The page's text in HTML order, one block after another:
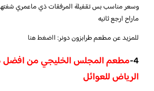
وسعر مناسب بس تقفيلة المرفقات ذي ماعمري
ماراح ارجع ثانيه
للمزيد عن مطعم طرابزون دونر: ااضغط هنا
4- مطعم المجلس الخليجي من
الرياض للعوائل